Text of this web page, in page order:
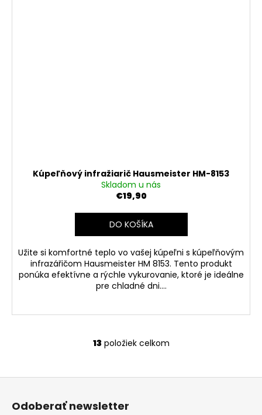
Kúpeľňový infražiarič Hausmeister HM-8153
Skladom u nás
€19,90
DO KOŠÍKA
Užite si komfortné teplo vo vašej kúpeľni s kúpeľňovým
infrazářičom Hausmeister HM 8153. Tento produkt
ponúka efektívne a rýchle vykurovanie, ktoré je ideálne
pre chladné dni....
O
l
13položiek celkom
Odoberať newsletter